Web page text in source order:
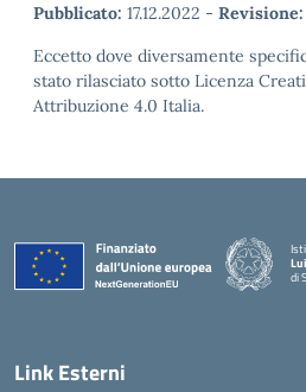
Pubblicato: 17.12.2022 - Revisione:
Eccetto dove diversamente
stato rilasciato sotto Licenza
Attribuzione 4.0 Italia.
di
Link Esterni